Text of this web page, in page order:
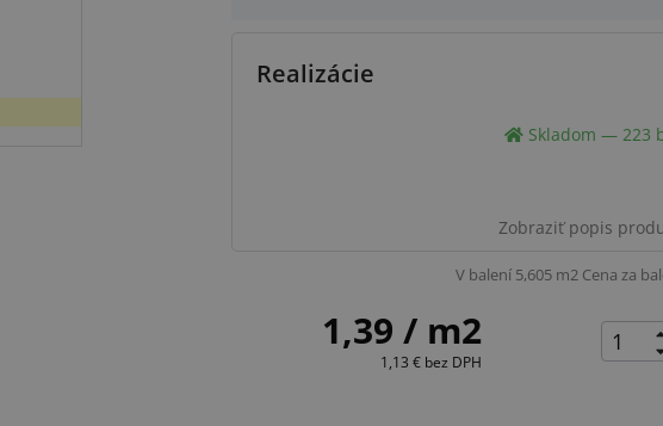
Realizácie
Skladom — 223
Zobraziť popis
V balení 5,605 m2 Cena za
1,39/ m2
1,13 € bez DPH